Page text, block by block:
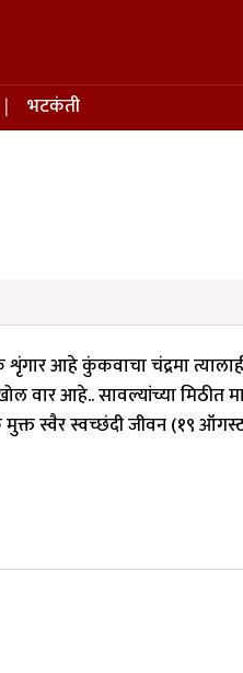
भटकंती
आहे कुंकवाचा चंद्रमा
वार आहे.. सावल्यांच्या मिठीत
स्वैर स्वच्छंदी जीवन (१९